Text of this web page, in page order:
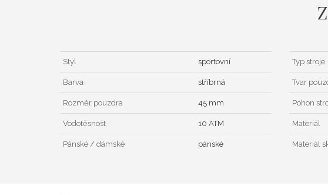
Styl sportovní
Barva stříbrná
Rozměr pouzdra 45 mm
Vodotěsnost 10 ATM
Pánské / dámské pánské
Typ stroje
Tvar
Pohon
Materiál
Materiál